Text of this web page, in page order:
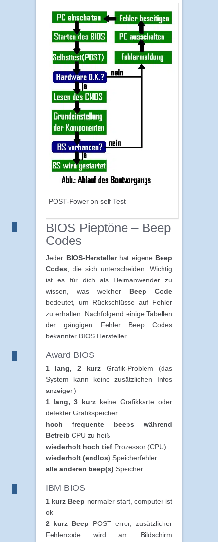
POST-Power on self Test
BIOS Pieptöne – Beep
Codes
Jeder BIOS-Herstellerhat eigene Beep
Codes , die sich unterscheiden. Wichtig
ist es für dich als Heimanwender zu
wissen, was welcher Beep Code
bedeutet, um Rückschlüsse auf Fehler
zu erhalten. Nachfolgend einige Tabellen
der gängigen Fehler Beep Codes
bekannter BIOS Hersteller.
Award BIOS
1 lang, 2 kurz Grafik-Problem (das
System kann keine zusätzlichen Infos
anzeigen)
1 lang, 3 kurz keine Grafikkarte oder
defekter Grafikspeicher
hoch frequente beeps während
Betreib CPU zu heiß
wiederholt hoch tief Prozessor (CPU)
wiederholt (endlos) Speicherfehler
alle anderen beep(s) Speicher
IBM BIOS
1 kurz Beep normaler start, computer ist
ok.
2 kurz Beep POST error, zusätzlicher
Fehlercode wird am Bildschirm